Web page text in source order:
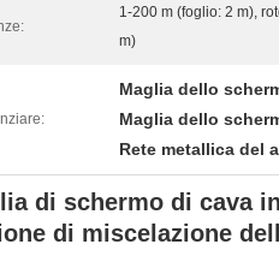
1-200 m (foglio: 2 m),
m)
Maglia dello
Maglia dello
Rete metallica del
di schermo di cava
di miscelazione